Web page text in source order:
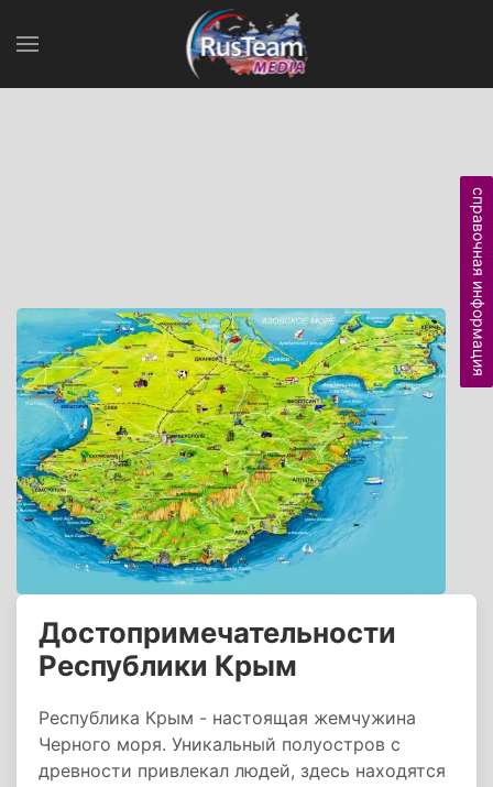
Достопримечательности
Республики Крым
Республика Крым - настоящая жемчужина
Черного моря. Уникальный полуостров с
древности привлекал людей, здесь находятся
справочная информация